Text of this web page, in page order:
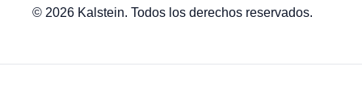
© 2026 Kalstein. Todos los derechos reservados.